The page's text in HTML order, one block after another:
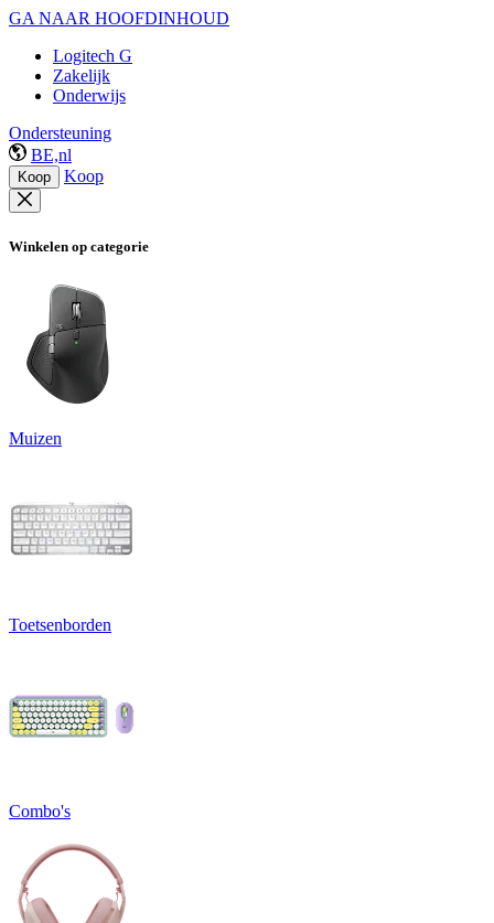
GA NAAR HOOFDINHOUD
Logitech G
Zakelijk
Onderwijs
Ondersteuning
BE,nl
Koop Koop
Winkelen op categorie
Muizen
Toetsenborden
Combo's